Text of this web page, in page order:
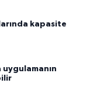
kapasite